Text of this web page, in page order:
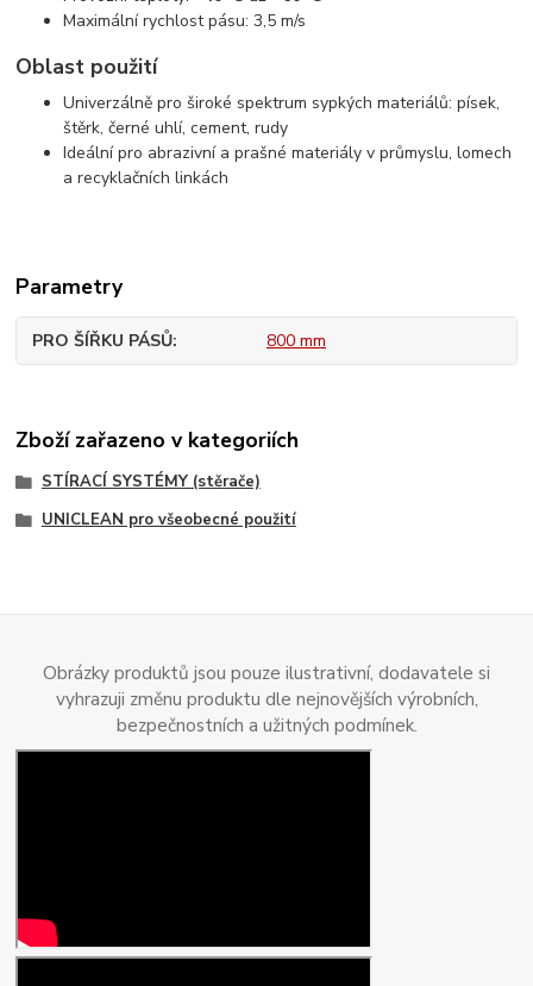
Maximální rychlost pásu: 3,5 m/s
Oblast použití
Univerzálně pro široké spektrum sypkých materiálů: písek,
štěrk, černé uhlí, cement, rudy
Ideální pro abrazivní a prašné materiály v průmyslu, lomech
a recyklačních linkách
Parametry
PRO ŠÍŘKU PÁSŮ 800 mm
Zboží zařazeno v kategoriích
STÍRACÍ SYSTÉMY (stěrače)
UNICLEAN pro všeobecné použití
Obrázky produktů jsou pouze ilustrativní, dodavatele si
vyhrazuji změnu produktu dle nejnovějších výrobních,
bezpečnostních a užitných podmínek.